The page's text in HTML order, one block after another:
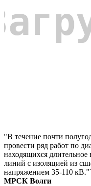
"В течение почти
провести ряд работ по
находящихся
линий с изоляцией из
напряжением 35-110 кВ."
МРСК Волги